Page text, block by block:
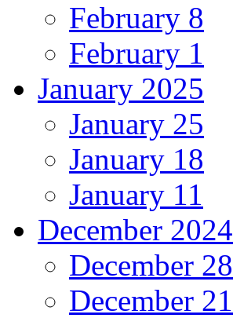
February 8
February 1
January 2025
January 25
January 18
January 11
December 2024
December 28
December 21